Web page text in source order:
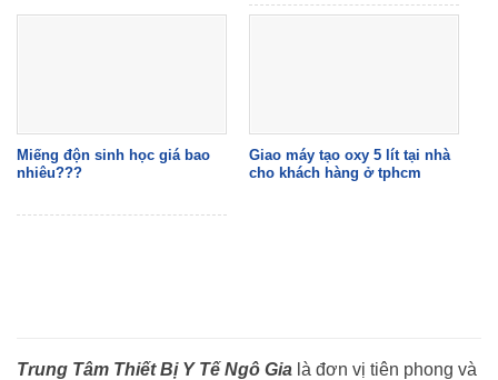
Miếng độn sinh học giá bao
nhiêu???
Giao máy tạo oxy 5 lít tại nhà
cho khách hàng ở tphcm
Trung Tâm Thiết Bị Y Tế Ngô Gia là đơn vị tiên phong và